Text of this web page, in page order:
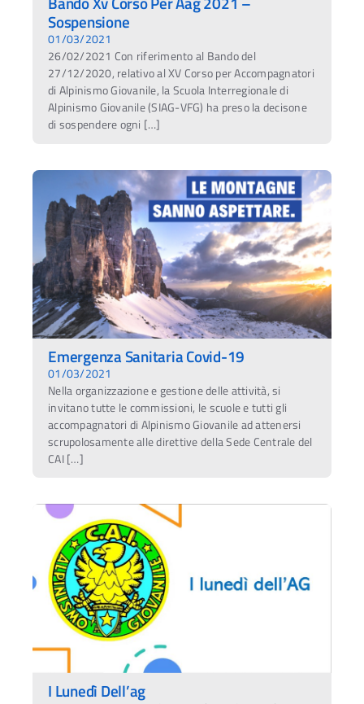
Sospensione
01/03/2021
26/02/2021 Con riferimento al Bando del
27/12/2020, relativo al XV Corso per Accompagnatori
di Alpinismo Giovanile, la Scuola Interregionale di
Alpinismo Giovanile (SIAG-VFG) ha preso la decisone
di sospendere ogni […]
Emergenza Sanitaria Covid-19
01/03/2021
Nella organizzazione e gestione delle attività, si
invitano tutte le commissioni, le scuole e tutti gli
accompagnatori di Alpinismo Giovanile ad attenersi
scrupolosamente alle direttive della Sede Centrale del
CAI […]
I Lunedì Dell’ag